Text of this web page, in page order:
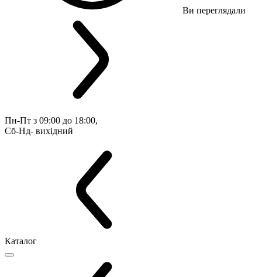
Ви переглядали
Пн-Пт з 09:00 до 18:00,
Сб-Нд- вихідний
Каталог